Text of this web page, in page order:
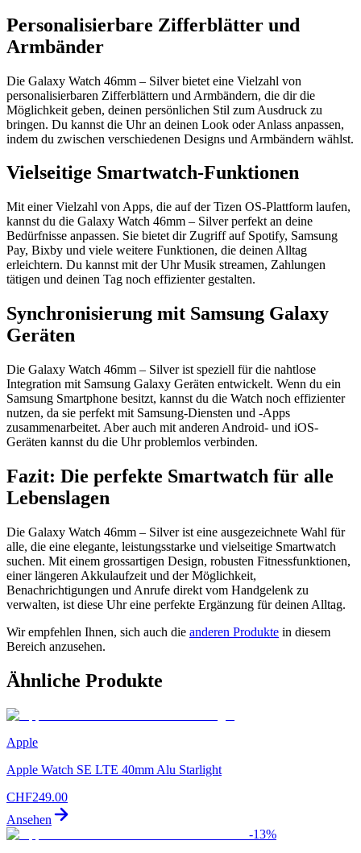
Personalisierbare Zifferblätter und
Armbänder
Die Galaxy Watch 46mm – Silver bietet eine Vielzahl von
personalisierbaren Zifferblättern und Armbändern, die dir die
Möglichkeit geben, deinen persönlichen Stil zum Ausdruck zu
bringen. Du kannst die Uhr an deinen Look oder Anlass anpassen,
indem du zwischen verschiedenen Designs und Armbändern wählst.
Vielseitige Smartwatch-Funktionen
Mit einer Vielzahl von Apps, die auf der Tizen OS-Plattform laufen,
kannst du die Galaxy Watch 46mm – Silver perfekt an deine
Bedürfnisse anpassen. Sie bietet dir Zugriff auf Spotify, Samsung
Pay, Bixby und viele weitere Funktionen, die deinen Alltag
erleichtern. Du kannst mit der Uhr Musik streamen, Zahlungen
tätigen und deinen Tag noch effizienter gestalten.
Synchronisierung mit Samsung Galaxy
Geräten
Die Galaxy Watch 46mm – Silver ist speziell für die nahtlose
Integration mit Samsung Galaxy Geräten entwickelt. Wenn du ein
Samsung Smartphone besitzt, kannst du die Watch noch effizienter
nutzen, da sie perfekt mit Samsung-Diensten und -Apps
zusammenarbeitet. Aber auch mit anderen Android- und iOS-
Geräten kannst du die Uhr problemlos verbinden.
Fazit: Die perfekte Smartwatch für alle
Lebenslagen
Die Galaxy Watch 46mm – Silver ist eine ausgezeichnete Wahl für
alle, die eine elegante, leistungsstarke und vielseitige Smartwatch
suchen. Mit einem grossartigen Design, robusten Fitnessfunktionen,
einer längeren Akkulaufzeit und der Möglichkeit,
Benachrichtigungen und Anrufe direkt vom Handgelenk zu
verwalten, ist diese Uhr eine perfekte Ergänzung für deinen Alltag.
Wir empfehlen Ihnen, sich auch die anderen Produkte in diesem
Bereich anzusehen.
Ähnliche Produkte
Apple
Apple Watch SE LTE 40mm Alu Starlight
CHF249.00
Ansehen
-13%